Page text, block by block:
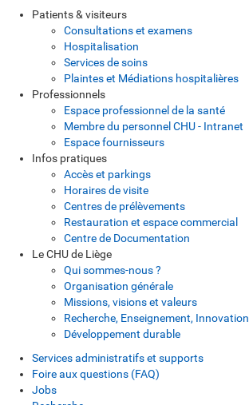
Patients & visiteurs
Consultations et examens
Hospitalisation
Services de soins
Plaintes et Médiations hospitalières
Professionnels
Espace professionnel de la santé
Membre du personnel CHU - Intranet
Espace fournisseurs
Infos pratiques
Accès et parkings
Horaires de visite
Centres de prélèvements
Restauration et espace commercial
Centre de Documentation
Le CHU de Liège
Qui sommes-nous ?
Organisation générale
Missions, visions et valeurs
Recherche, Enseignement, Innovation
Développement durable
Services administratifs et supports
Foire aux questions (FAQ)
Jobs